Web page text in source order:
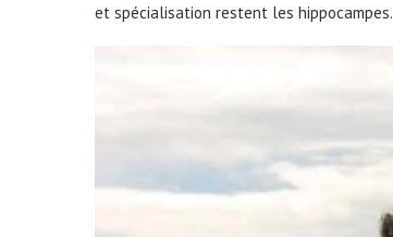
et spécialisation restent les hippocampes.